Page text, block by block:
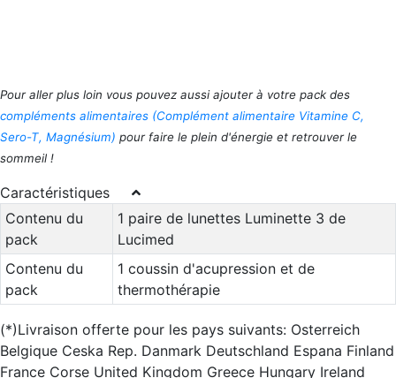
Pour aller plus loin vous pouvez aussi ajouter à votre pack des
compléments alimentaires (Complément alimentaire Vitamine C,
Sero-T, Magnésium) pour faire le plein d'énergie et retrouver le
sommeil !
Caractéristiques
Contenu du
pack
1 paire de lunettes Luminette 3 de
Lucimed
Contenu du
pack
1 coussin d'acupression et de
thermothérapie
(*)Livraison offerte pour les pays suivants: Osterreich
Belgique Ceska Rep. Danmark Deutschland Espana Finland
France Corse United Kingdom Greece Hungary Ireland